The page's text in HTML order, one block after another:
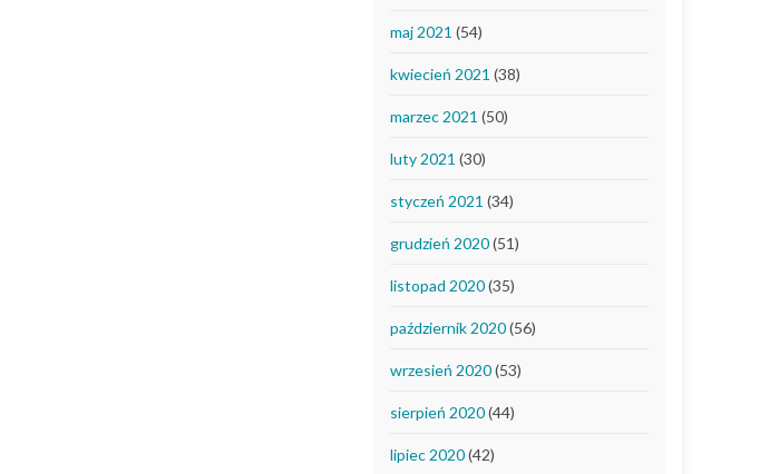
maj 2021 (54)
kwiecień 2021 (38)
marzec 2021 (50)
luty 2021 (30)
styczeń 2021 (34)
grudzień 2020(51)
listopad 2020(35)
październik 2020(56)
wrzesień 2020(53)
sierpień 2020(44)
lipiec 2020(42)